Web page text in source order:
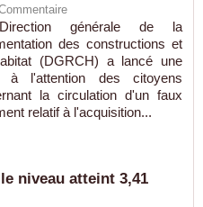
générale de la
des constructions et
(DGRCH) a lancé une
à l'attention des citoyens
la circulation d'un faux
relatif à l'acquisition...
niveau atteint 3,41